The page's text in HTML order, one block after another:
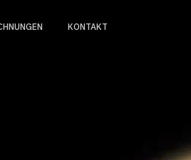
KONTAKT